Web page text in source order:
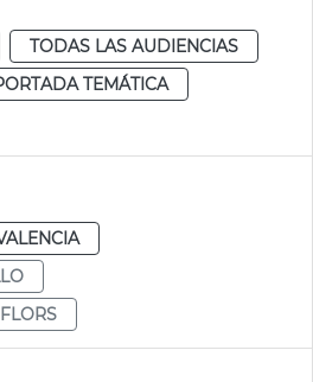
TODAS LAS AUDIENCIAS
TEMÁTICA